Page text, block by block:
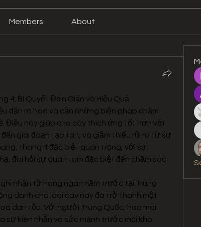
Members About
4: Bí Quyết Đơn Giản và Hiệu Quả
đặn ra hoa và cần những biện pháp chăm
Điều này giúp cho cây thích ứng tốt hơn với
giai đoạn tạo tàn, và giảm thiểu rủi ro từ sự
tháng 4 đặc biệt quan trọng, với sự
đòi hỏi sự quan tâm đặc biệt đến chăm sóc
nhận từ hàng ngàn năm trước tại Trung
dành cho loài cây này đã trở thành một
dân tộc. Với người Trung Quốc, hoa mai
sự kiên nhẫn và sức mạnh trước mọi khó